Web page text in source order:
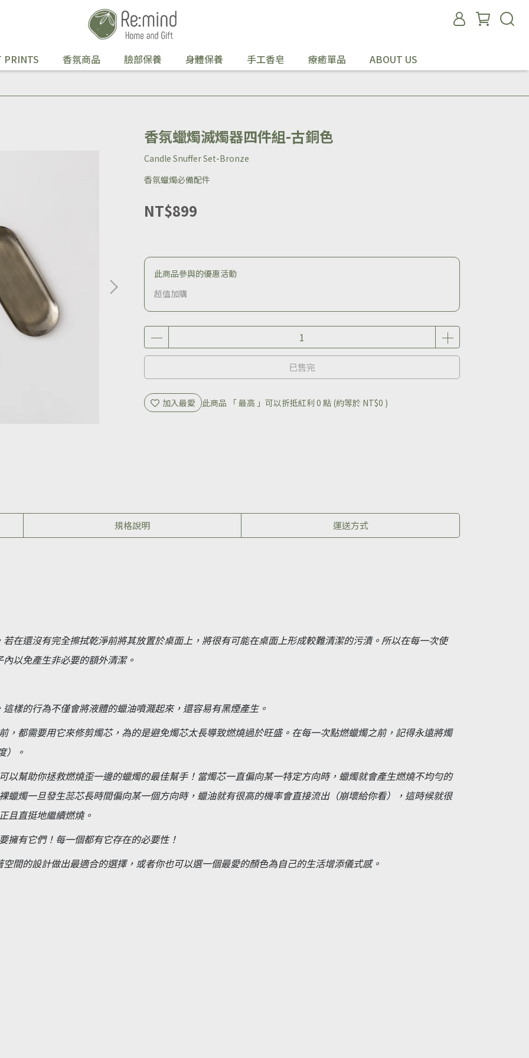
PRINTS 香氛商品 臉部保養 身體保養 手工香皂 療癒單品 ABOUT US
香氛蠟燭滅燭器四件組-古銅色
Candle Snuffer Set-Bronze
香氛蠟燭必備配件
NT$899
此商品參與的優惠活動
超值加購
已售完
加入最愛 此商品 「 最高 」可以折抵紅利 0 點 (約等於 NT$0 )
規格說明 運送方式
在還沒有完全擦拭乾淨前將其放置於桌面上，將很有可能在桌面上形成較難清潔的污漬。所以在每一次使
以免產生非必要的額外清潔。
樣的行為不僅會將液體的蠟油噴濺起來，還容易有黑煙產生。
，都需要用它來修剪燭芯，為的是避免燭芯太長導致燃燒過於旺盛。在每一次點燃蠟燭之前，記得永遠將燭
）。
以幫助你拯救燃燒歪一邊的蠟燭的最佳幫手！當燭芯一直偏向某一特定方向時，蠟燭就會產生燃燒不均勻的
蠟燭一旦發生蕊芯長時間偏向某一個方向時，蠟油就有很高的機率會直接流出（崩壞給你看），這時候就很
且直挺地繼續燃燒。
擁有它們！每一個都有它存在的必要性！
間的設計做出最適合的選擇， 或者你也可以選一個最愛的顏色為自己的生活增添儀式感。